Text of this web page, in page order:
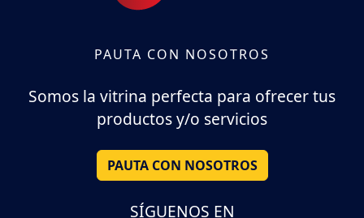
PAUTA CON NOSOTROS
Somos la vitrina perfecta para ofrecer tus
productos y/o servicios
PAUTA CON NOSOTROS
SÍGUENOS EN